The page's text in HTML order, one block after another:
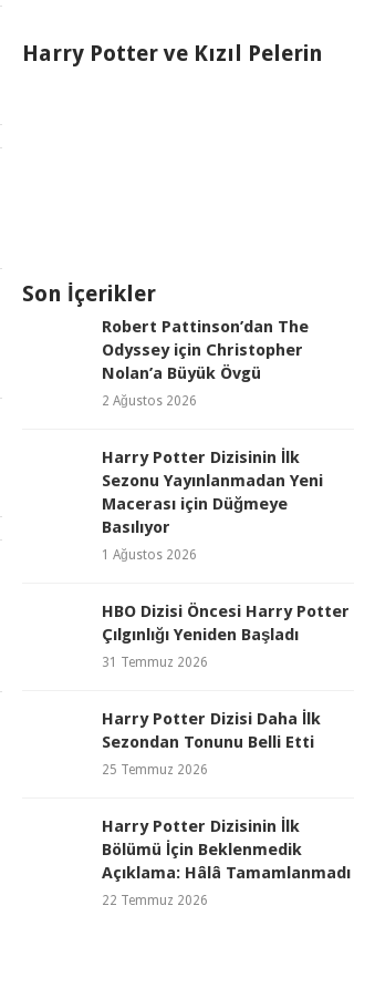
Harry Potter ve Kızıl Pelerin
Son İçerikler
Robert Pattinson’dan The
Odyssey için Christopher
Nolan’a Büyük Övgü
2 Ağustos 2026
Harry Potter Dizisinin İlk
Sezonu Yayınlanmadan Yeni
Macerası için Düğmeye
Basılıyor
1 Ağustos 2026
HBO Dizisi Öncesi Harry Potter
Çılgınlığı Yeniden Başladı
31 Temmuz 2026
Harry Potter Dizisi Daha İlk
Sezondan Tonunu Belli Etti
25 Temmuz 2026
Harry Potter Dizisinin İlk
Bölümü İçin Beklenmedik
Açıklama: Hâlâ Tamamlanmadı
22 Temmuz 2026